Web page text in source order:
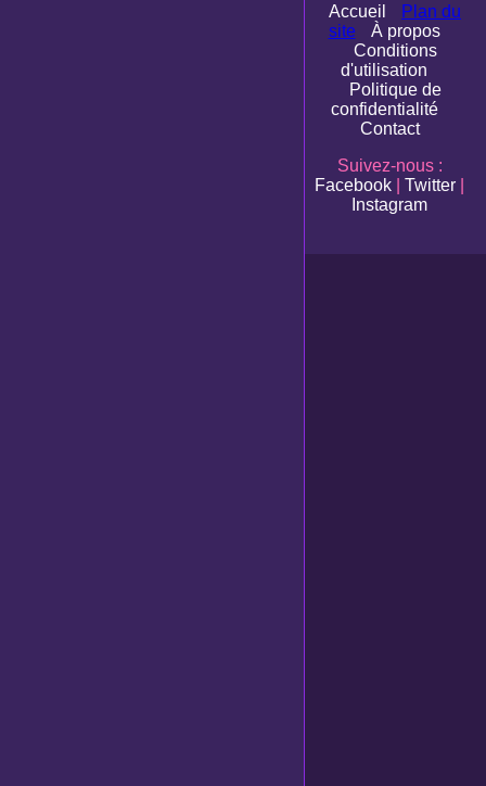
Accueil
Plan du
site
À propos
Conditions
d'utilisation
Politique de
confidentialité
Contact
Suivez-nous :
Facebook
Twitter
Instagram